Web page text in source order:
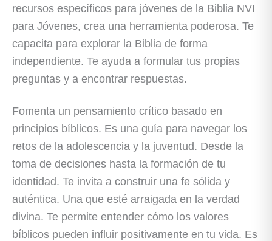
recursos específicos para jóvenes de la Biblia NVI
para Jóvenes, crea una herramienta poderosa. Te
capacita para explorar la Biblia de forma
independiente. Te ayuda a formular tus propias
preguntas y a encontrar respuestas.
Fomenta un pensamiento crítico basado en
principios bíblicos. Es una guía para navegar los
retos de la adolescencia y la juventud. Desde la
toma de decisiones hasta la formación de tu
identidad. Te invita a construir una fe sólida y
auténtica. Una que esté arraigada en la verdad
divina. Te permite entender cómo los valores
bíblicos pueden influir positivamente en tu vida. Es